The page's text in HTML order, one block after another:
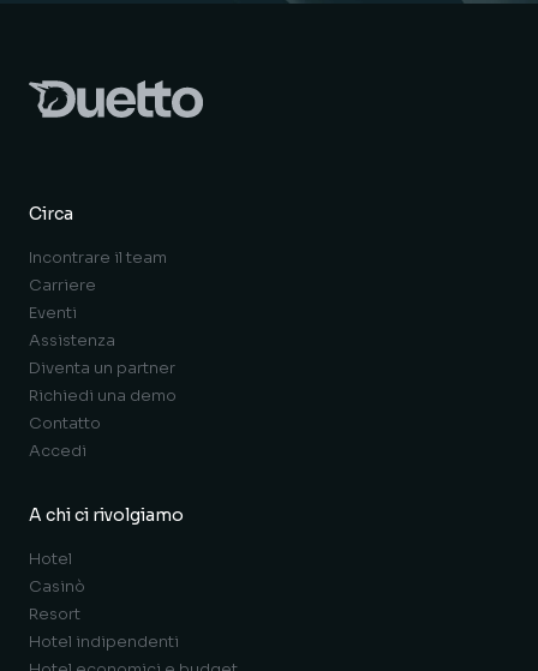
Circa
Incontrare il team
Carriere
Eventi
Assistenza
Diventa un partner
Richiedi una demo
Contatto
Accedi
A chi ci rivolgiamo
Hotel
Casinò
Resort
Hotel indipendenti